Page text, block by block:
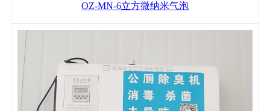
OZ-MN-6立方微纳米气泡